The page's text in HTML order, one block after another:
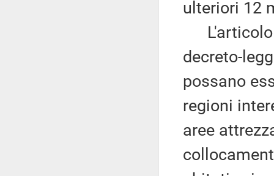
ulteriori 12
L'articolo
decreto-
possano
regioni
aree